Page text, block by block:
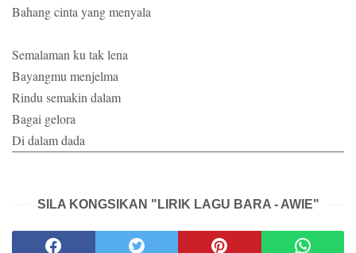
Bahang cinta yang menyala
Semalaman ku tak lena
Bayangmu menjelma
Rindu semakin dalam
Bagai gelora
Di dalam dada
SILA KONGSIKAN "LIRIK LAGU BARA - AWIE"